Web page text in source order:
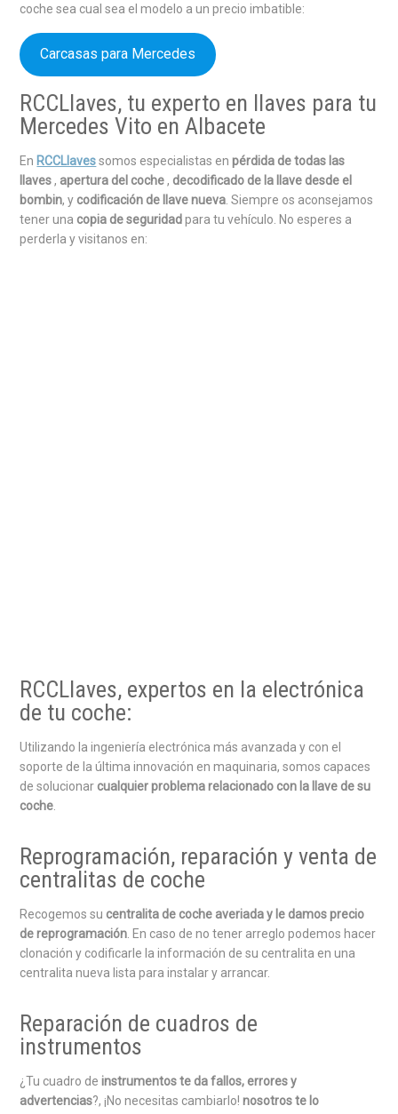
coche sea cual sea el modelo a un precio imbatible:
Carcasas para Mercedes
RCCLlaves, tu experto en llaves para tu
Mercedes Vito en Albacete
En RCCLlavessomos especialistas enpérdida de todas las
llaves, apertura del coche, decodificado de la llave desde el
bombin, y codificación de llave nueva . Siempre os aconsejamos
tener una copia de seguridadpara tu vehículo. No esperes a
perderla y visitanos en:
RCCLlaves, expertos en la electrónica
de tu coche:
Utilizando la ingeniería electrónica más avanzada y con el
soporte de la última innovación en maquinaria, somos capaces
de solucionar cualquier problema relacionado con la llave de su
coche
Reprogramación, reparación y venta de
centralitas de coche
Recogemos su centralita de coche averiada y le damos precio
de reprogramación . En caso de no tener arreglo podemos hacer
clonación y codificarle la información de su centralita en una
centralita nueva lista para instalar y arrancar.
Reparación de cuadros de
instrumentos
¿Tu cuadro deinstrumentos te da fallos, errores y
advertencias?, ¡No necesitas cambiarlo!nosotros te lo